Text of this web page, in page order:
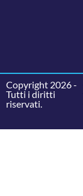
Copyright 2026 -
Tutti i diritti
riservati.